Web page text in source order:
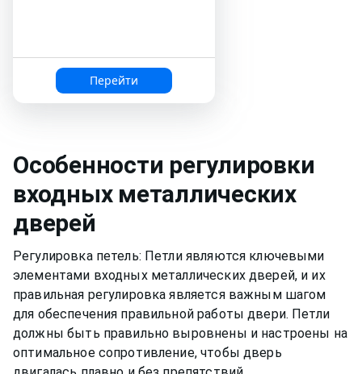
Перейти
Особенности регулировки
входных металлических
дверей
Регулировка петель: Петли являются ключевыми
элементами входных металлических дверей, и их
правильная регулировка является важным шагом
для обеспечения правильной работы двери. Петли
должны быть правильно выровнены и настроены на
оптимальное сопротивление, чтобы дверь